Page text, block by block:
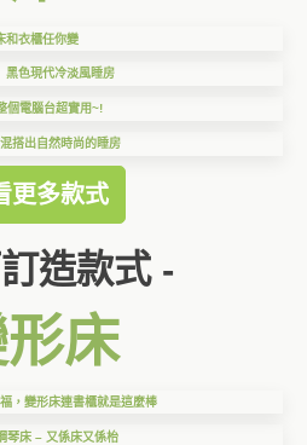
和衣櫃任你變
黑色現代冷淡風睡房
個電腦台超實用~!
搭出自然時尚的睡房
更多款式
造款式 -
床
，變形床連書櫃就是這麼棒
琴床 – 又係床又係枱